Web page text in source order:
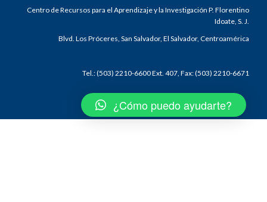
Centro de Recursos para el Aprendizaje y la Investigación P. Florentino
Idoate, S. J.
Blvd. Los Próceres, San Salvador, El Salvador, Centroamérica
Tel.: (503) 2210-6600 Ext. 407, Fax: (503) 2210-6671
¿Cómo puedo ayudarte?